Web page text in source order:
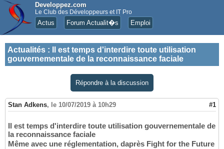
Developpez.com
Le Club des Développeurs et IT Pro
Actus Forum Actualit�s Emploi
Actualités :
Il est temps d'interdire toute utilisation
gouvernementale de la reconnaissance faciale
Répondre à la discussion
Stan Adkens, le 10/07/2019 à 10h29 #1
Il est temps d'interdire toute utilisation gouvernementale de
la reconnaissance faciale
Même avec une réglementation, daprès Fight for the Future